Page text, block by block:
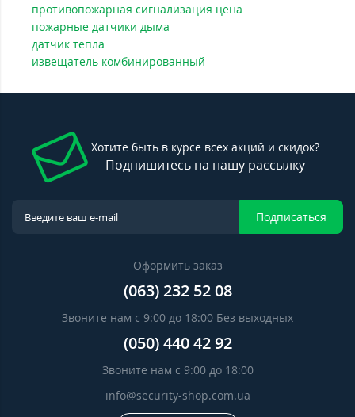
противопожарная сигнализация цена
пожарные датчики дыма
датчик тепла
извещатель комбинированный
Хотите быть в курсе всех акций и скидок?
Подпишитесь на нашу рассылку
Подписаться
Оформить заказ
(063) 232 52 08
Звоните нам с 9:00 до 18:00 Без выходных
(050) 440 42 92
Звоните нам с 9:00 до 18:00
info@security-shop.com.ua